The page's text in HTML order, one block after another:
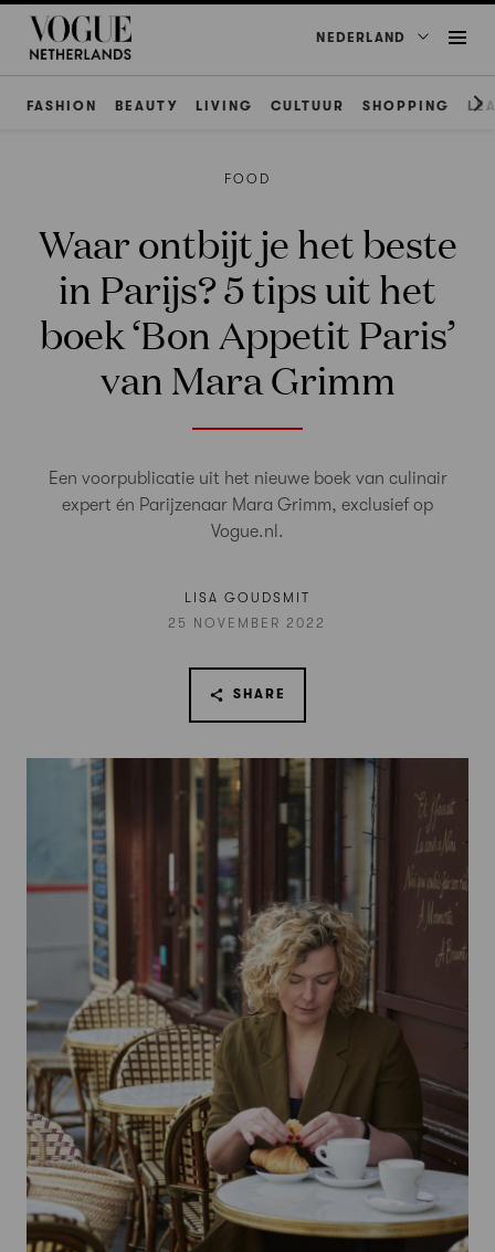
NEDERLAND
FASHION BEAUTY LIVING CULTUUR SHOPPING
FOOD
Waar ontbijt je het beste
in Parijs? 5 tips uit het
boek ‘Bon Appetit Paris’
van Mara Grimm
Een voorpublicatie uit het nieuwe boek van culinair
expert én Parijzenaar Mara Grimm, exclusief op
Vogue.nl.
LISA GOUDSMIT
25 NOVEMBER 2022
SHARE